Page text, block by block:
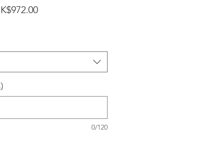
促
格
0/120